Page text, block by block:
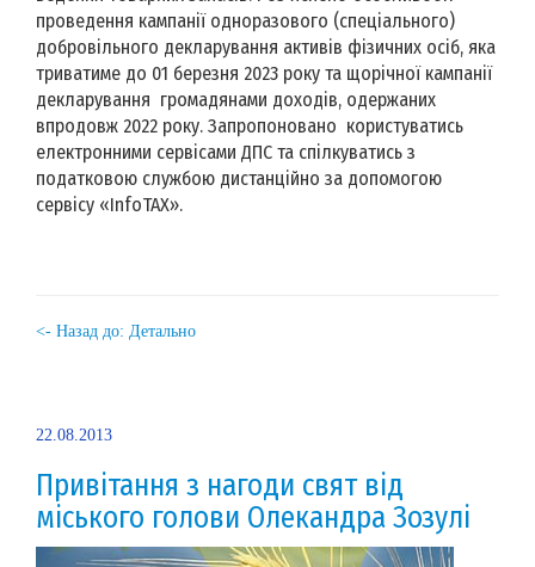
проведення кампанії одноразового (спеціального)
добровільного декларування активів фізичних осіб, яка
триватиме до 01 березня 2023 року та щорічної кампанії
декларування громадянами доходів, одержаних
впродовж 2022 року. Запропоновано користуватись
електронними сервісами ДПС та спілкуватись з
податковою службою дистанційно за допомогою
сервісу «InfoTAX».
<- Назад до: Детально
22.08.2013
Привітання з нагоди свят від
міського голови Олекандра Зозулі